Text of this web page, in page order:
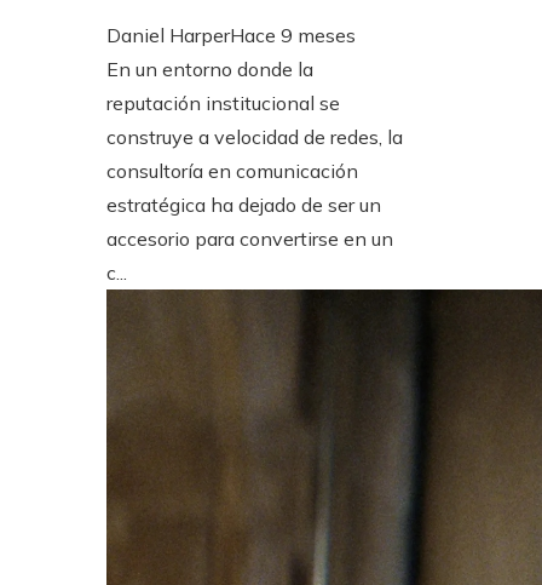
Daniel HarperHace 9 meses
En un entorno donde la
reputación institucional se
construye a velocidad de redes, la
consultoría en comunicación
estratégica ha dejado de ser un
accesorio para convertirse en un
c...